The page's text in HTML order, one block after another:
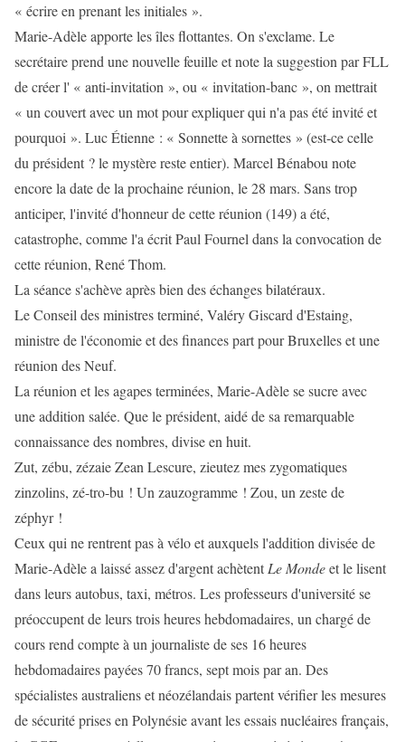
« écrire en prenant les initiales ».
Marie-Adèle apporte les îles flottantes. On s'exclame. Le
secrétaire prend une nouvelle feuille et note la suggestion par FLL
de créer l' « anti-invitation », ou « invitation-banc », on mettrait
« un couvert avec un mot pour expliquer qui n'a pas été invité et
pourquoi ». Luc Étienne : « Sonnette à sornettes » (est-ce celle
du président ? le mystère reste entier). Marcel Bénabou note
encore la date de la prochaine réunion, le 28 mars. Sans trop
anticiper, l'invité d'honneur de cette réunion (149) a été,
catastrophe, comme l'a écrit Paul Fournel dans la convocation de
cette réunion, René Thom.
La séance s'achève après bien des échanges bilatéraux.
Le Conseil des ministres terminé, Valéry Giscard d'Estaing,
ministre de l'économie et des finances part pour Bruxelles et une
réunion des Neuf.
La réunion et les agapes terminées, Marie-Adèle se sucre avec
une addition salée. Que le président, aidé de sa remarquable
connaissance des nombres, divise en huit.
Zut, zébu, zézaie Zean Lescure, zieutez mes zygomatiques
zinzolins, zé-tro-bu ! Un zauzogramme ! Zou, un zeste de
zéphyr !
Ceux qui ne rentrent pas à vélo et auxquels l'addition divisée de
Marie-Adèle a laissé assez d'argent achètent Le Mondeet le lisent
dans leurs autobus, taxi, métros. Les professeurs d'université se
préoccupent de leurs trois heures hebdomadaires, un chargé de
cours rend compte à un journaliste de ses 16 heures
hebdomadaires payées 70 francs, sept mois par an. Des
spécialistes australiens et néozélandais partent vérifier les mesures
de sécurité prises en Polynésie avant les essais nucléaires français,